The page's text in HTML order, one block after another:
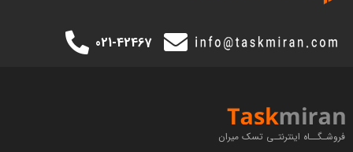
021-42467
فروشـگــاه اینترنتـی تسک میران